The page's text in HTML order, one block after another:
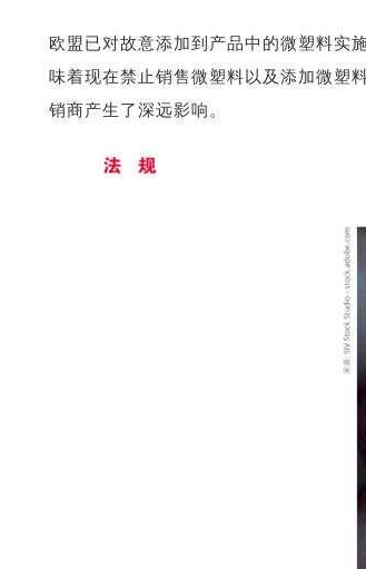
欧盟已对故意添加到产品中的微塑料实
味着现在禁止销售微塑料以及添加微塑
销商产生了深远影响。